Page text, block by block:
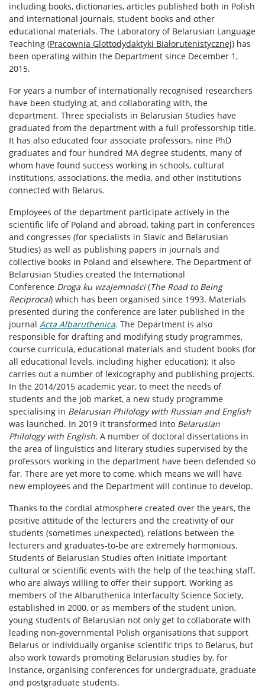
including books, dictionaries, articles published both in Polish
and international journals, student books and other
educational materials. The Laboratory of Belarusian Language
Teaching (Pracownia Glottodydaktyki Białorutenistycznej) has
been operating within the Department since December 1,
2015.
For years a number of internationally recognised researchers
have been studying at, and collaborating with, the
department. Three specialists in Belarusian Studies have
graduated from the department with a full professorship title.
It has also educated four associate professors, nine PhD
graduates and four hundred MA degree students, many of
whom have found success working in schools, cultural
institutions, associations, the media, and other institutions
connected with Belarus.
Employees of the department participate actively in the
scientific life of Poland and abroad, taking part in conferences
and congresses (for specialists in Slavic and Belarusian
Studies) as well as publishing papers in journals and
collective books in Poland and elsewhere. The Department of
Belarusian Studies created the International
Conference Droga ku wzajemności(The Road to Being
Reciprocal) which has been organised since 1993. Materials
presented during the conference are later published in the
journal Acta Albaruthenica. The Department is also
responsible for drafting and modifying study programmes,
course curricula, educational materials and student books (for
all educational levels, including higher education); it also
carries out a number of lexicography and publishing projects.
In the 2014/2015 academic year, to meet the needs of
students and the job market, a new study programme
specialising in Belarusian Philology with Russian and English
was launched. In 2019 it transformed into Belarusian
Philology with English. A number of doctoral dissertations in
the area of linguistics and literary studies supervised by the
professors working in the department have been defended so
far. There are yet more to come, which means we will have
new employees and the Department will continue to develop.
Thanks to the cordial atmosphere created over the years, the
positive attitude of the lecturers and the creativity of our
students (sometimes unexpected), relations between the
lecturers and graduates-to-be are extremely harmonious.
Students of Belarusian Studies often initiate important
cultural or scientific events with the help of the teaching staff,
who are always willing to offer their support. Working as
members of the Albaruthenica Interfaculty Science Society,
established in 2000, or as members of the student union,
young students of Belarusian not only get to collaborate with
leading non-governmental Polish organisations that support
Belarus or individually organise scientific trips to Belarus, but
also work towards promoting Belarusian studies by, for
instance, organising conferences for undergraduate, graduate
and postgraduate students.